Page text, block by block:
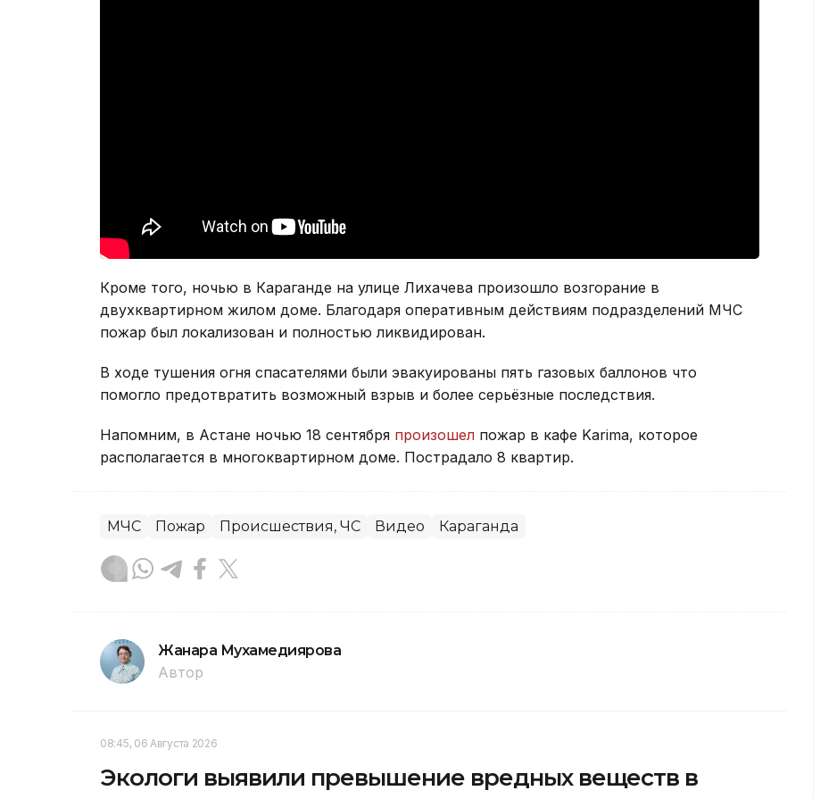
Кроме того, ночью в Караганде на улице Лихачева произошло возгорание в
двухквартирном жилом доме. Благодаря оперативным действиям подразделений МЧС
пожар был локализован и полностью ликвидирован.
В ходе тушения огня спасателями были эвакуированы пять газовых баллонов что
помогло предотвратить возможный взрыв и более серьёзные последствия.
Напомним, в Астане ночью 18 сентября произошел пожар в кафе Karima, которое
располагается в многоквартирном доме. Пострадало 8 квартир.
МЧС Пожар Происшествия, ЧС Видео Караганда
Жанара Мухамедиярова
Автор
08:45, 06 Августа 2026
Экологи выявили превышение вредных веществ в